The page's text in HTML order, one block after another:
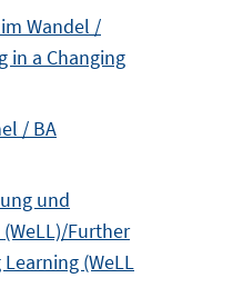
Wandel /
in a Changing
/ BA
und
Further
(WeLL